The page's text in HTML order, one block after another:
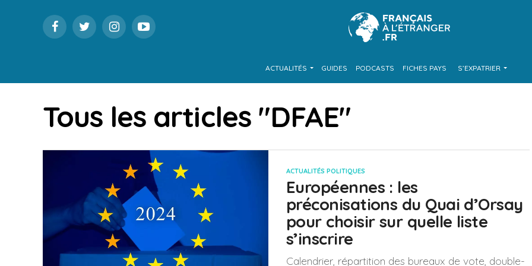
ACTUALITÉS GUIDES PODCASTS FICHES PAYS S’EXPATRIER
Tous les articles "DFAE"
ACTUALITÉS POLITIQUES
Européennes : les
préconisations du Quai d’Orsay
pour choisir sur quelle liste
s’inscrire
Calendrier, répartition des bureaux de vote, double-